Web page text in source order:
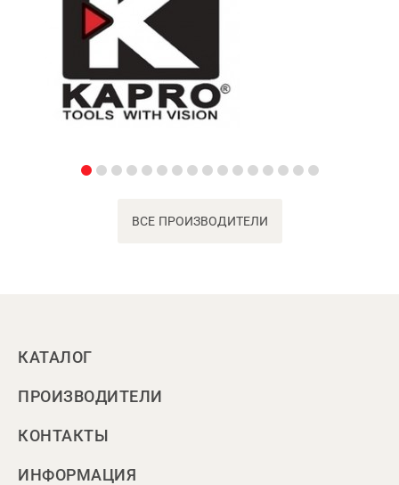
ВСЕ ПРОИЗВОДИТЕЛИ
КАТАЛОГ
ПРОИЗВОДИТЕЛИ
КОНТАКТЫ
ИНФОРМАЦИЯ